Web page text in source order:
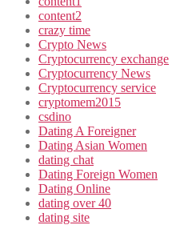
content2
crazy time
Crypto News
Cryptocurrency exchange
Cryptocurrency News
Cryptocurrency service
cryptomem2015
csdino
Dating A Foreigner
Dating Asian Women
dating chat
Dating Foreign Women
Dating Online
dating over 40
dating site